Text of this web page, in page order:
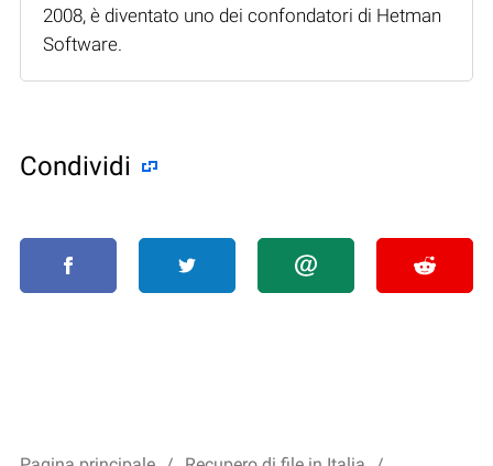
2008, è diventato uno dei confondatori di Hetman
Software.
Condividi